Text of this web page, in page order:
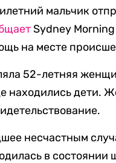
мальчик
Sydney Morning
на месте
52-летняя
находились дети.
несчастным
в